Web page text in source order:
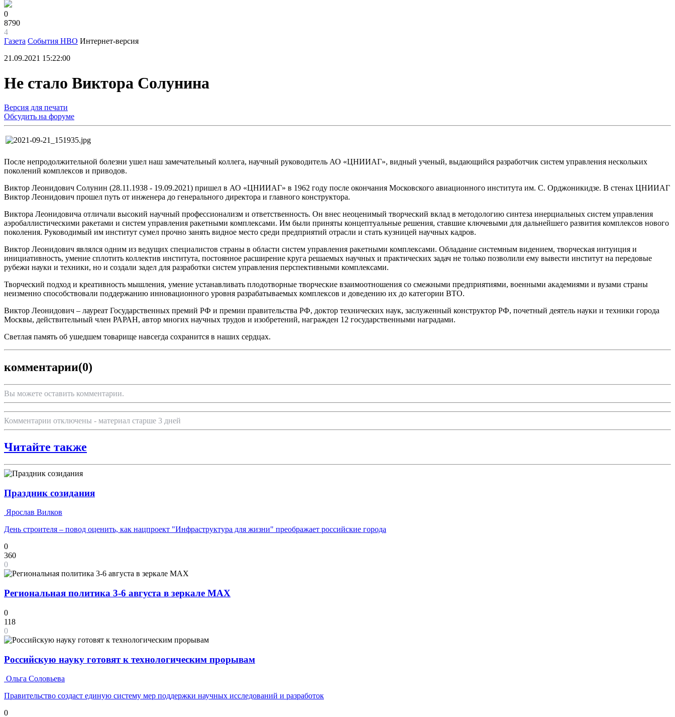
0
8790
4
Газета События НВО Интернет-версия
21.09.2021 15:22:00
Не стало Виктора Солунина
Версия для печати
Обсудить на форуме
После непродолжительной болезни ушел наш замечательный коллега, научный руководитель АО «ЦНИИАГ», видный ученый, выдающийся разработчик систем управления нескольких
поколений комплексов и приводов.
Виктор Леонидович Солунин (28.11.1938 - 19.09.2021) пришел в АО «ЦНИИАГ» в 1962 году после окончания Московского авиационного института им. С. Орджоникидзе. В стенах ЦНИИАГ
Виктор Леонидович прошел путь от инженера до генерального директора и главного конструктора.
Виктора Леонидовича отличали высокий научный профессионализм и ответственность. Он внес неоценимый творческий вклад в методологию синтеза инерциальных систем управления
аэробаллистическими ракетами и систем управления ракетными комплексами. Им были приняты концептуальные решения, ставшие ключевыми для дальнейшего развития комплексов нового
поколения. Руководимый им институт сумел прочно занять видное место среди предприятий отрасли и стать кузницей научных кадров.
Виктор Леонидович являлся одним из ведущих специалистов страны в области систем управления ракетными комплексами. Обладание системным видением, творческая интуиция и
инициативность, умение сплотить коллектив института, постоянное расширение круга решаемых научных и практических задач не только позволили ему вывести институт на передовые
рубежи науки и техники, но и создали задел для разработки систем управления перспективными комплексами.
Творческий подход и креативность мышления, умение устанавливать плодотворные творческие взаимоотношения со смежными предприятиями, военными академиями и вузами страны
неизменно способствовали поддержанию инновационного уровня разрабатываемых комплексов и доведению их до категории ВТО.
Виктор Леонидович – лауреат Государственных премий РФ и премии правительства РФ, доктор технических наук, заслуженный конструктор РФ, почетный деятель науки и техники города
Москвы, действительный член РАРАН, автор многих научных трудов и изобретений, награжден 12 государственными наградами.
Светлая память об ушедшем товарище навсегда сохранится в наших сердцах.
комментарии(0)
Вы можете оставить комментарии.
Комментарии отключены - материал старше 3 дней
Читайте также
Праздник созидания
Ярослав Вилков
День строителя – повод оценить, как нацпроект "Инфраструктура для жизни" преображает российские города
0
360
0
Региональная политика 3-6 августа в зеркале MAX
0
118
0
Российскую науку готовят к технологическим прорывам
Ольга Соловьева
Правительство создаст единую систему мер поддержки научных исследований и разработок
0